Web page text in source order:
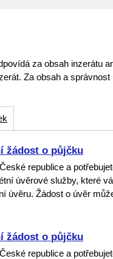
za obsah inzerátu
Za obsah a
žádost o půjčku
republice a
úvěrové služby, které
úvěru. Žádost o úvěr
žádost o půjčku
republice a